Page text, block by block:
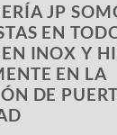
JP
EN
INOX Y
EN LA
DE